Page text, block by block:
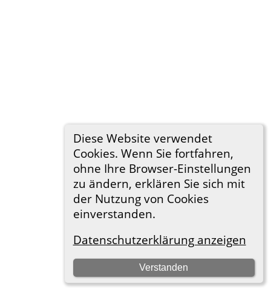
Diese Website verwendet
Cookies. Wenn Sie fortfahren,
ohne Ihre Browser-Einstellungen
zu ändern, erklären Sie sich mit
der Nutzung von Cookies
einverstanden.
Datenschutzerklärung anzeigen
Verstanden